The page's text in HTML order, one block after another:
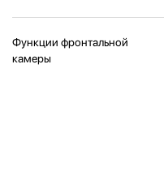
Функции фронтальной
камеры